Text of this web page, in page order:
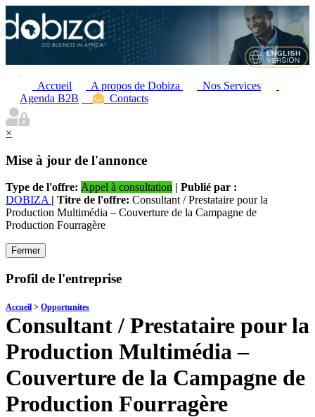
Accueil A propos de Dobiza
Nos Services
Agenda B2B
Contacts
×
Mise à jour de l'annonce
Type de l'offre: Appel à consultation | Publié par :
DOBIZA | Titre de l'offre: Consultant / Prestataire pour la
Production Multimédia – Couverture de la Campagne de
Production Fourragère
Fermer
Profil de l'entreprise
Accueil > Opportunites
Consultant / Prestataire pour la
Production Multimédia –
Couverture de la Campagne de
Production Fourragère